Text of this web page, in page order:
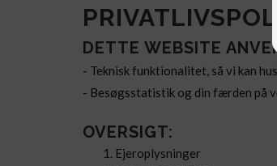
DETTE WEBSITE
- Teknisk funktionalitet, så vi kan
- Besøgsstatistik og din færden på
OVERSIGT:
Ejeroplysninger